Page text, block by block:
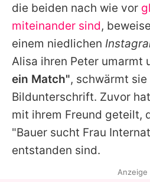
die beiden nach wie vor
miteinander sind,
einem niedlichen
Alisa ihren Peter umarmt
ein Match", schwärmt
Bildunterschrift. Zuvor
mit ihrem Freund geteilt,
"Bauer sucht Frau
entstanden sind.
Anzeige